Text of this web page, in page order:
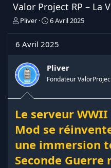
Valor Project RP – La
I
a
e
u
d
e
l
d
i
Pliver
D
e
e
d
é
t
6 Avril 2025
6 Avril 2025
Pliver
Fondateur
Le serveur WWII
Mod se
une immersion
Seconde Guerre